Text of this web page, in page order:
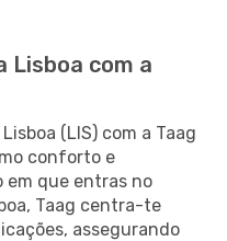
Lisboa com a
(LIS) com a Taag
conforto e
em que entras no
Taag centra-te
assegurando